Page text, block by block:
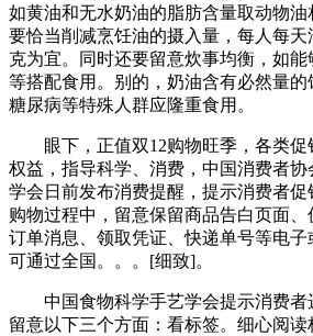
如黄油和无水奶油的脂肪含量取动物
要恰当削减烹饪油的摄入量，每人每
克为宜。同时还要留意炊事均衡，如
等搭配食用。别的，奶油含有必然量的
糖尿病等特殊人群应隆重食用。
眼下，正值双12购物旺季，各类促
权益，指导科学、消费，中国消费者
学会日前发布消费提醒，提示消费者促
购物过程中，留意保留商品告白页面、
订单消息、领取凭证、快递单号等电子
可通过全国。。。[细致]。
中国食物科学手艺学会提示消费者
留意以下三个方面：看标签。细心阅